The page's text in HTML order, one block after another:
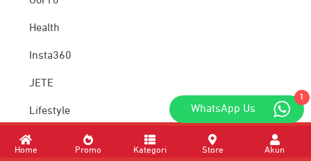
Health
Insta360
JETE
Lifestyle
Logitech
1
WhatsApp Us
Home Promo Kategori Store Akun